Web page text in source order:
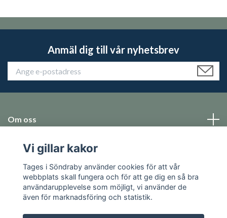
Anmäl dig till vår nyhetsbrev
Om oss
Emballage
Sociala medier
Vi gillar kakor
Tages i Söndraby använder cookies för att vår
webbplats skall fungera och för att ge dig en så bra
användarupplevelse som möjligt, vi använder de
även för marknadsföring och statistik.